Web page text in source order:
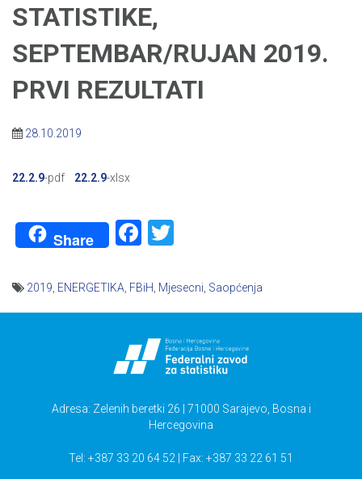
STATISTIKE,
SEPTEMBAR/RUJAN 2019.
PRVI REZULTATI
28.10.2019
22.2.9-pdf 22.2.9-xlsx
Share Facebook
2019 ENERGETIKA FBiH Mjesecni Saopćenja
Adresa: Zelenih beretki 26 | 71000 Sarajevo, Bosna i
Hercegovina
Tel: +387 33 20 64 52 | Fax: +387 33 22 61 51